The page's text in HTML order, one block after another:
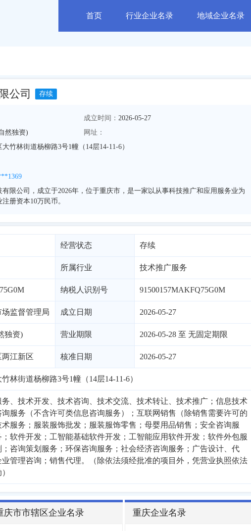
首页 行业企业名录 地域企业名录
公司 存续
成立时间： 2026-05-27
然独资)
网址：
竹林街道杨柳路3号1幢（14层14-11-6）
限公司，成立于2026年，位于重庆市，是一家以从事科技推广和应用服务业为
册资本10万民币。
经营状态 存续
所属行业 技术推广服务
纳税人识别号 91500157MAKFQ75G0M
监督管理局 成立日期 2026-05-27
独资) 营业期限 2026-05-28 至 无固定期限
两江新区 核准日期 2026-05-27
林街道杨柳路3号1幢（14层14-11-6）
、技术开发、技术咨询、技术交流、技术转让、技术推广；信息技术
服务（不含许可类信息咨询服务）；互联网销售（除销售需要许可的
服务；服装服饰批发；服装服饰零售；母婴用品销售；安全咨询服
软件开发；工智能基础软件开发；工智能应用软件开发；软件外包服
咨询策划服务；环保咨询服务；社会经济咨询服务；广告设计、代
管理咨询；销售代理。（除依法须经批准的项目外，凭营业执照依法
庆市市辖区企业名录 重庆企业名录